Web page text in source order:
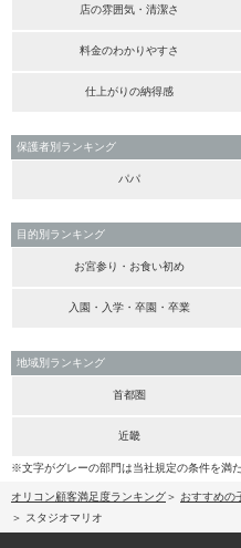
店の雰囲気・清潔さ
料金のわかりやすさ
仕上がりの納得感
保護者別ランキング
パパ
目的別ランキング
お宮参り・お食い初め
入園・入学・卒園・卒業
地域別ランキング
首都圏
近畿
※文字がグレーの部門は当社規定の条件を満
オリコン顧客満足度ランキング
おすすめの
スタジオマリオ